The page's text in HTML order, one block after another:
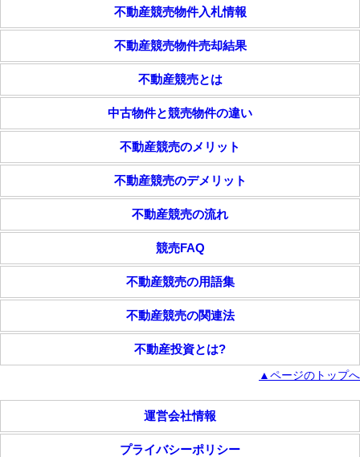
不動産競売物件入札情報
不動産競売物件売却結果
不動産競売とは
中古物件と競売物件の違い
不動産競売のメリット
不動産競売のデメリット
不動産競売の流れ
競売FAQ
不動産競売の用語集
不動産競売の関連法
不動産投資とは?
▲ページのトップへ
運営会社情報
プライバシーポリシー